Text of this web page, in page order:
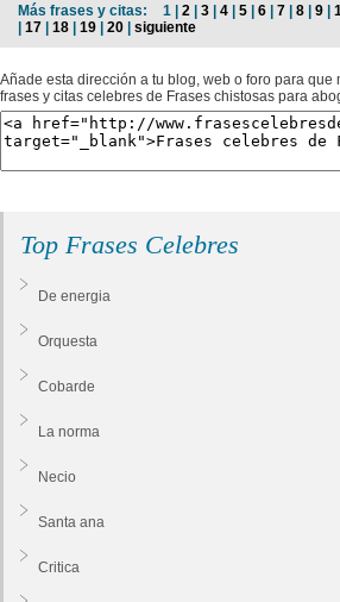
Más frases y citas: 1 | 2 | 3 | 4 | 5 | 6 | 7 | 8 | 9 |
| 17 | 18 | 19 | 20 | siguiente
Añade esta dirección a tu blog, web o foro para que
frases y citas celebres de Frases chistosas para
Top Frases Celebres
De energia
Orquesta
Cobarde
La norma
Necio
Santa ana
Critica